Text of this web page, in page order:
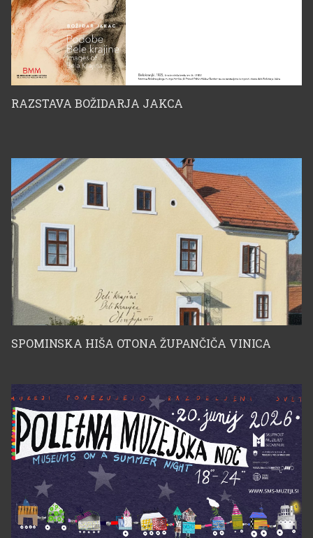
Božidarja Jakca
RAZSTAVA BOŽIDARJA JAKCA
SPOMINSKA HIŠA OTONA ŽUPANČIČA VINICA